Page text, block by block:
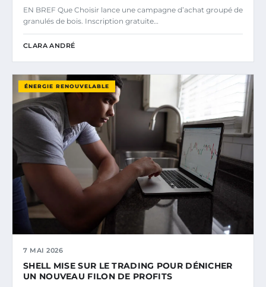
EN BREF Que Choisir lance une campagne d’achat groupé de
granulés de bois. Inscription gratuite…
CLARA ANDRÉ
ÉNERGIE RENOUVELABLE
7 MAI 2026
SHELL MISE SUR LE TRADING POUR DÉNICHER
UN NOUVEAU FILON DE PROFITS